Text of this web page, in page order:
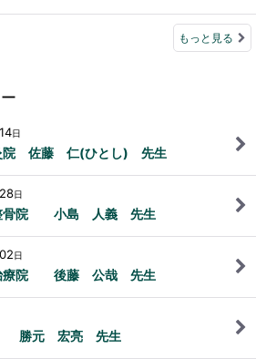
もっと見る
14日
院 佐藤 仁(ひとし) 先生
28日
骨院 小島 人義 先生
02日
療院 後藤 公哉 先生
勝元 宏亮 先生